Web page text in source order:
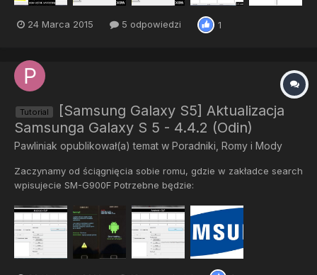
24 Marca 2015 5 odpowiedzi 1
Tutorial
[Samsung Galaxy S5] Aktualizacja
Samsunga Galaxy S 5 - 4.4.2 (Odin)
Pawliniak opublikował(a) temat w Poradniki, Romy i Mody
Zaczynamy od ściągnięcia sobie romu, gdzie w zakładce search
wpisujecie SM-G900F Potrzebne będzie:
zestawuPowinny wystarczyć sterowniki z kiesa W razie potrzeby
sterowniki: Win7x32bit Metoda jest bezpieczna, ale wypadki się
zdarzają. Jednak uszkodzeni...